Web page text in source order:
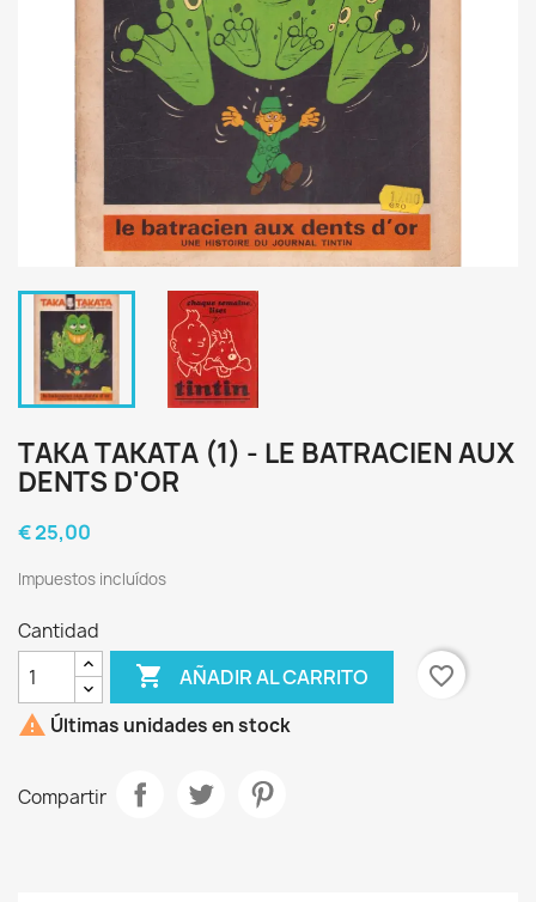
TAKA TAKATA (1) - LE BATRACIEN AUX
DENTS D'OR
€ 25,00
Impuestos incluídos
Cantidad
 AÑADIR AL CARRITO
favorite_border
 Últimas unidades en stock
Compartir